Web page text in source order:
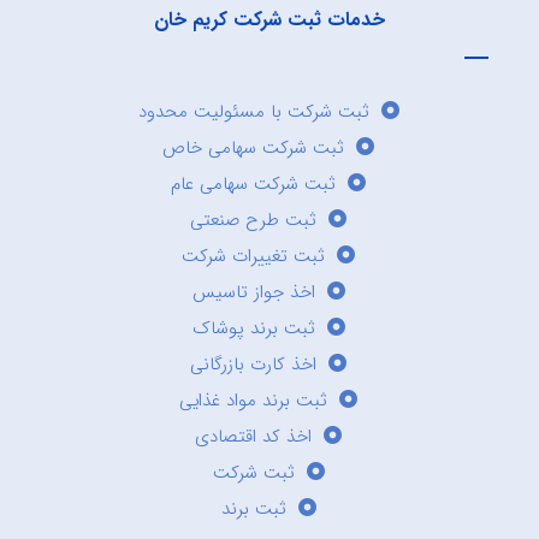
خدمات ثبت شرکت کریم خان
ثبت شرکت با مسئولیت محدود
ثبت شرکت سهامی خاص
ثبت شرکت سهامی عام
ثبت طرح صنعتی
ثبت تغییرات شرکت
اخذ جواز تاسیس
ثبت برند پوشاک
اخذ کارت بازرگانی
ثبت برند مواد غذایی
اخذ کد اقتصادی
ثبت شرکت
ثبت برند